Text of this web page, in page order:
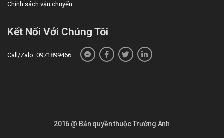
Chính sách vận chuyển
Kết Nối Với Chúng Tôi
Call/Zalo: 0971899466
2016 @ Bản quyền thuộc Trường Anh